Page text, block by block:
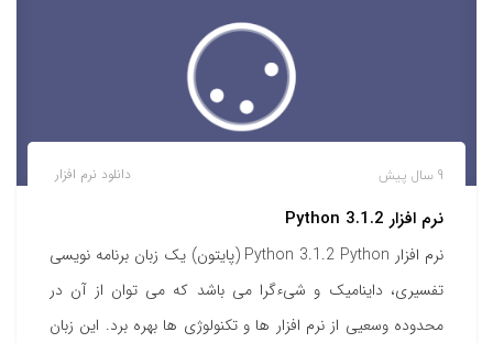
دانلود نرم افزار 9 سال پیش
نرم افزار Python 3.1.2
نرم افزار Python 3.1.2 Python (پایتون) یک زبان برنامه نویسی
تفسیری، داینامیک و شیءگرا می باشد که می توان از آن در
محدوده وسعیی از نرم افزار ها و تکنولوژی ها بهره برد. این زبان